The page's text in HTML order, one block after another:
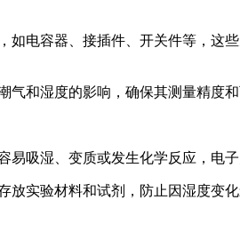
如电容器、接插件、开关件等，这
和湿度的影响，确保其测量精度和
易吸湿、变质或发生化学反应，电
放实验材料和试剂，防止因湿度变化